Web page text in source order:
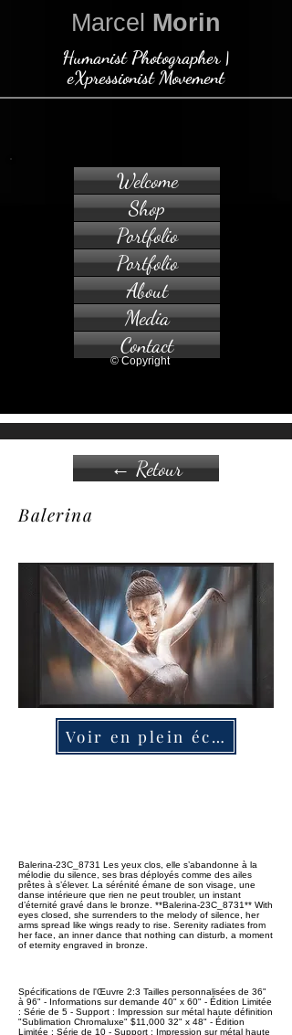
Marcel Morin
Humanist Photographer |
eXpressionist Movement
Welcome
Shop
Portfolio
Portfolio
About
Media
Contact
© Copyright
← Retour
Balerina
Voir en plein écran
Balerina-23C_8731 Les yeux clos, elle s’abandonne à la
mélodie du silence, ses bras déployés comme des ailes
prêtes à s’élever. La sérénité émane de son visage, une
danse intérieure que rien ne peut troubler, un instant
d’éternité gravé dans le bronze. **Balerina-23C_8731** With
eyes closed, she surrenders to the melody of silence, her
arms spread like wings ready to rise. Serenity radiates from
her face, an inner dance that nothing can disturb, a moment
of eternity engraved in bronze.
Spécifications de l'Œuvre 2:3 Tailles personnalisées de 36"
à 96" - Informations sur demande 40" x 60" - Édition Limitée
: Série de 5 - Support : Impression sur métal haute définition
"Sublimation Chromaluxe" $11,000 32" x 48" - Édition
Limitée : Série de 10 - Support : Impression sur métal haute